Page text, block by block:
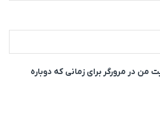
من در مرورگر برای زمانی که دوباره